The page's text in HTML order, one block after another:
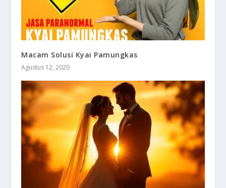
Macam Solusi Kyai Pamungkas
Agustus 12, 2020